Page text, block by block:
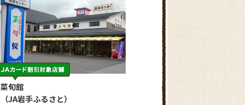
菜旬館
（JA岩手ふるさと）